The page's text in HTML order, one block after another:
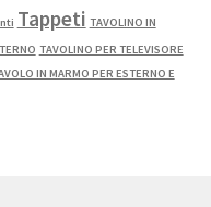
Tappeti TAVOLINO IN
TAVOLINO PER TELEVISORE
IN MARMO PER ESTERNO E